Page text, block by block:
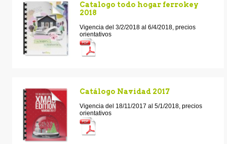
Catalogo todo hogar ferrokey
2018
Vigencia del 3/2/2018 al 6/4/2018, precios
orientativos
Catálogo Navidad 2017
Vigencia del 18/11/2017 al 5/1/2018, precios
orientativos